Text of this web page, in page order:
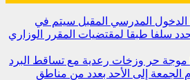
الدخول المدرسي المقبل سیتم في
سلفا طبقا لمقتضیات المقرر الوزاري
موجة حر وزخات رعدية مع تساقط البرد
الجمعة إلى الأحد بعدد من مناطق